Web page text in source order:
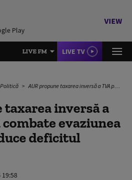
Play
VIEW
LIVE FM LIVE TV
Politică AUR propune taxarea inversă a TVA pentru a combate evaziunea fiscală şi a reduce deficitul bugetar
taxarea inversă a
evaziunea
deficitul
19:58